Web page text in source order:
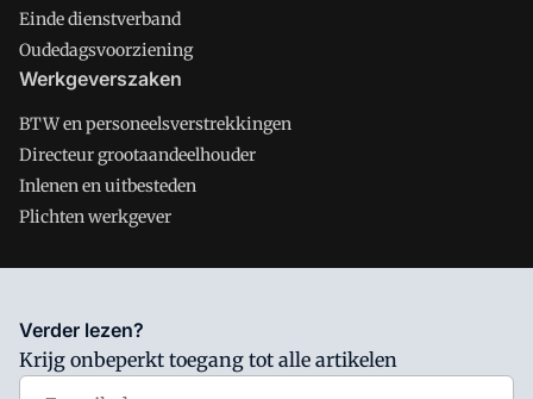
Einde dienstverband
Oudedagsvoorziening
Werkgeverszaken
BTW en personeelsverstrekkingen
Directeur grootaandeelhouder
Inlenen en uitbesteden
Plichten werkgever
Salarisnet is onderdeel van VMN media. Lees in
waar VMN media voor staat. Op gebruik van deze site zijn de
volgende regelingen van toepassing:Algemene Voorwaarden
Verder lezen?
Krijg onbeperkt toegang tot alle artikelen